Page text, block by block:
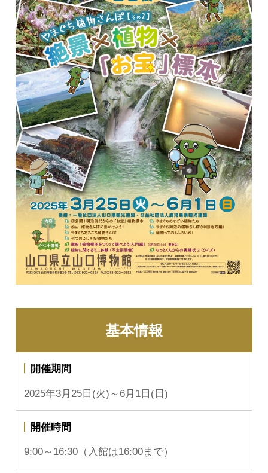
基本情報
開催期間
2025年3月25日(火)～6月1日(日)
開催時間
9:00～16:30（入館は16:00まで）